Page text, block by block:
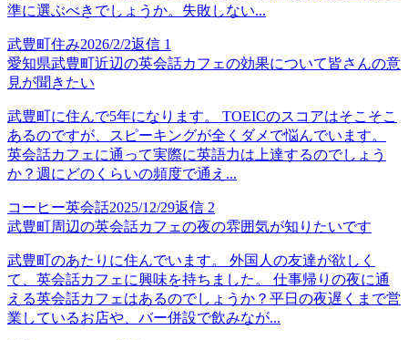
準に選ぶべきでしょうか。失敗しない...
武豊町住み2026/2/2返信 1
愛知県武豊町近辺の英会話カフェの効果について皆さんの意
見が聞きたい
武豊町に住んで5年になります。 TOEICのスコアはそこそこ
あるのですが、スピーキングが全くダメで悩んでいます。
英会話カフェに通って実際に英語力は上達するのでしょう
か？週にどのくらいの頻度で通え...
コーヒー英会話2025/12/29返信 2
武豊町周辺の英会話カフェの夜の雰囲気が知りたいです
武豊町のあたりに住んでいます。 外国人の友達が欲しく
て、英会話カフェに興味を持ちました。 仕事帰りの夜に通
える英会話カフェはあるのでしょうか？平日の夜遅くまで営
業しているお店や、バー併設で飲みなが...